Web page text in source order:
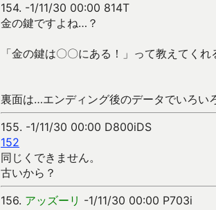
154. -1/11/30 00:00 814T
金の鍵ですよね…？
「金の鍵は〇〇にある！」って教えてく
裏面は…エンディング後のデータでいろい
155. -1/11/30 00:00 D800iDS
152
同じくできません。
古いから？
156. アッズーリ -1/11/30 00:00 P703i